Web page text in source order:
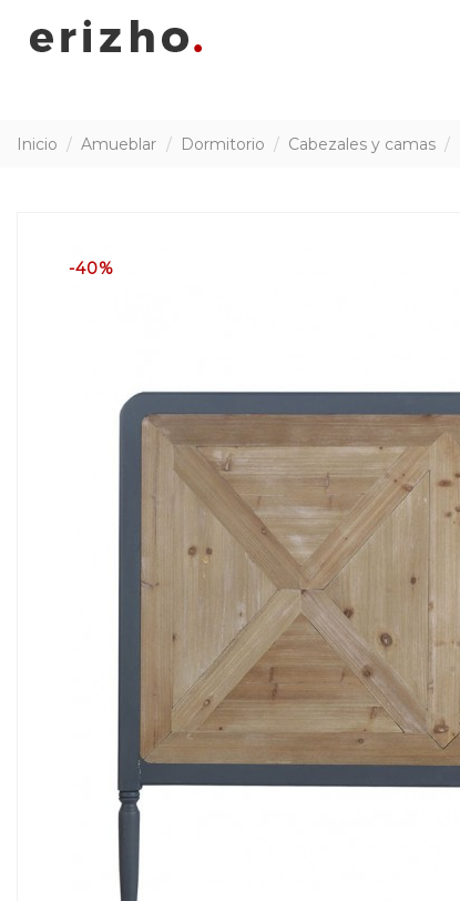
Inicio Amueblar Dormitorio Cabezales y camas
-40%